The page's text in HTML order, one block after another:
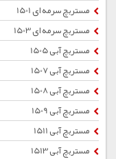
مستربچ سرمه ای 1501
مستربچ سرمه ای 1503
مستربچ آبی 1505
مستربچ آبی 1507
مستربچ آبی 1508
مستربچ آبی 1509
مستربچ آبی 1511
مستربچ آبی 1513